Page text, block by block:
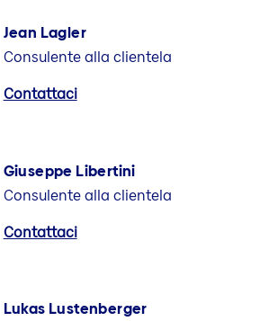
Jean Lagler
Consulente alla clientela
Contattaci
Giuseppe Libertini
Consulente alla clientela
Contattaci
Lukas Lustenberger